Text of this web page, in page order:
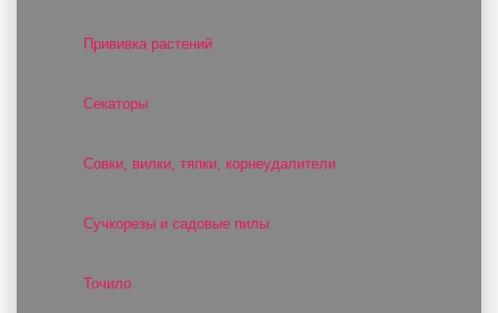
Прививка растений
Секаторы
Совки, вилки, тяпки, корнеудалители
Сучкорезы и садовые пилы
Точило